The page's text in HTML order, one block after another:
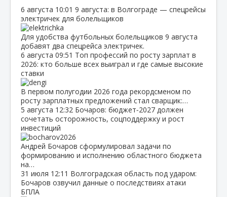
6 августа 10:01 9 августа: в Волгограде — спецрейсы
электричек для болельщиков
Для удобства футбольных болельщиков 9 августа
добавят два спецрейса электричек.
6 августа 09:51 Топ профессий по росту зарплат в
2026: кто больше всех выиграл и где самые высокие
ставки
В первом полугодии 2026 года рекордсменом по
росту зарплатных предложений стал сварщик:…
5 августа 12:32 Бочаров: бюджет‑2027 должен
сочетать осторожность, соцподдержку и рост
инвестиций
Андрей Бочаров сформулировал задачи по
формированию и исполнению областного бюджета
на…
31 июля 12:11 Волгоградская область под ударом:
Бочаров озвучил данные о последствиях атаки
БПЛА